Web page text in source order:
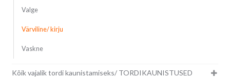
Valge
Värviline/ kirju
Vaskne
Kõik vajalik tordi kaunistamiseks/ TORDIKAUNISTUSED